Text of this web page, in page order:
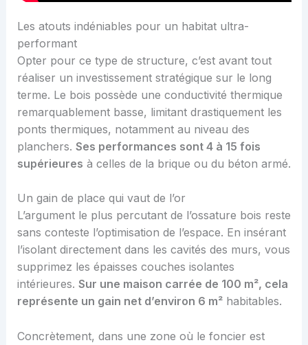
Les atouts indéniables pour un habitat ultra-
performant
Opter pour ce type de structure, c’est avant tout
réaliser un investissement stratégique sur le long
terme. Le bois possède une conductivité thermique
remarquablement basse, limitant drastiquement les
ponts thermiques, notamment au niveau des
planchers. Ses performances sont 4 à 15 fois
supérieures à celles de la brique ou du béton armé.
Un gain de place qui vaut de l’or
L’argument le plus percutant de l’ossature bois reste
sans conteste l’optimisation de l’espace. En insérant
l’isolant directement dans les cavités des murs, vous
supprimez les épaisses couches isolantes
intérieures. Sur une maison carrée de 100 m², cela
représente un gain net d’environ 6 m²habitables.
Concrètement, dans une zone où le foncier est